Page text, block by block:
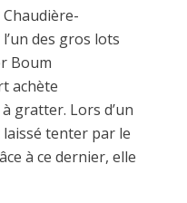
des gros lots
Boum
achète
gratter. Lors d’un
tenter par le
à ce dernier, elle